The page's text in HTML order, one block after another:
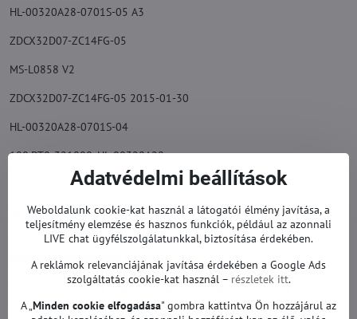
HL-00320A28-0701S-05 A3
ZDCX32D07-ZC14FG-05
MS-L0858 V2
ZDCX32D07-ZC14FG-05 2015-01-30
HL-00320A28-0701S-04
180.DT0-321800, HL-00320A28
110-113 3.1-3.2 h 6034
Az eredeti helyettesítésére.
TV háttérvilágítás garanciával.
Ezekhez a modellekhez alkalmas:
ECG 32LED731PVR, MANTA LED3203, MANTA LED3204, MANTA
LED9320E1S, SALORA 32LED1600, SKYMASTER 32SHA2000,
Adatvédelmi beállítások
Weboldalunk cookie-kat használ a látogatói élmény javítása, a
teljesítmény elemzése és hasznos funkciók, például az azonnali
LIVE chat ügyfélszolgálatunkkal, biztosítása érdekében.
A reklámok relevanciájának javítása érdekében a Google Ads
szolgáltatás cookie-kat használ – részletek itt.
A „Minden cookie elfogadása" gombra kattintva Ön hozzájárul az